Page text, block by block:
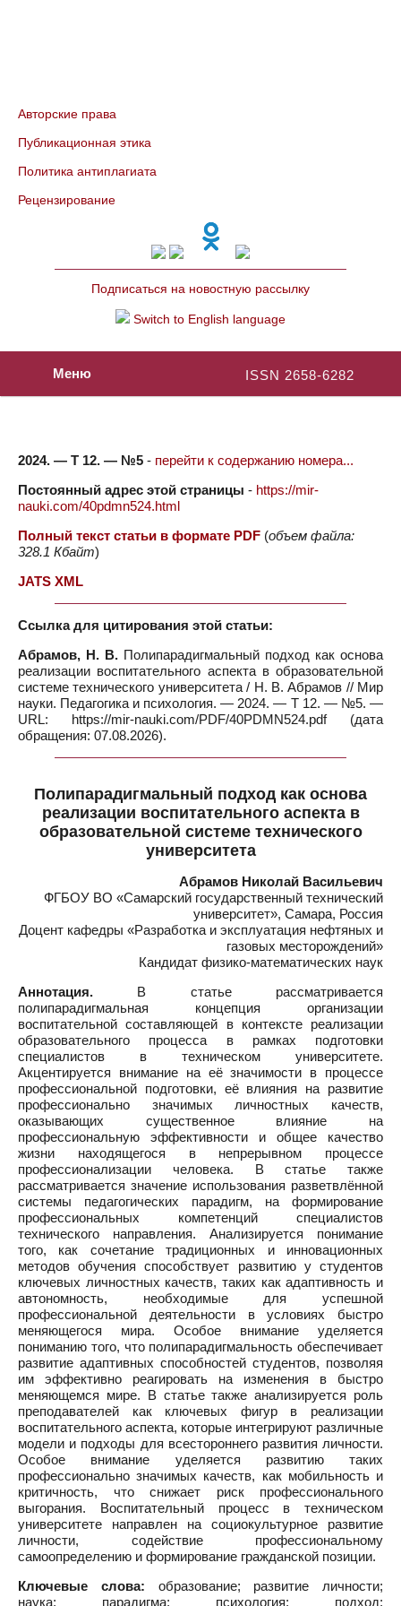
Авторские права
Публикационная этика
Политика антиплагиата
Рецензирование
Подписаться на новостную рассылку
Switch to English language
ISSN 2658-6282
Меню
2024. — Т 12. — №5 - перейти к содержанию номера...
Постоянный адрес этой страницы - https://mir-
nauki.com/40pdmn524.html
Полный текст статьи в формате PDF (объем файла:
328.1 Кбайт)
JATS XML
Ссылка для цитирования этой статьи:
Абрамов, Н. В. Полипарадигмальный подход как основа
реализации воспитательного аспекта в образовательной
системе технического университета / Н. В. Абрамов // Мир
науки. Педагогика и психология. — 2024. — Т 12. — №5. —
URL: https://mir-nauki.com/PDF/40PDMN524.pdf (дата
обращения: 07.08.2026).
Полипарадигмальный подход как основа
реализации воспитательного аспекта в
образовательной системе технического
университета
Абрамов Николай Васильевич
ФГБОУ ВО «Самарский государственный технический
университет», Самара, Россия
Доцент кафедры «Разработка и эксплуатация нефтяных и
газовых месторождений»
Кандидат физико-математических наук
Аннотация. В статье рассматривается
полипарадигмальная концепция организации
воспитательной составляющей в контексте реализации
образовательного процесса в рамках подготовки
специалистов в техническом университете.
Акцентируется внимание на её значимости в процессе
профессиональной подготовки, её влияния на развитие
профессионально значимых личностных качеств,
оказывающих существенное влияние на
профессиональную эффективности и общее качество
жизни находящегося в непрерывном процессе
профессионализации человека. В статье также
рассматривается значение использования разветвлённой
системы педагогических парадигм, на формирование
профессиональных компетенций специалистов
технического направления. Анализируется понимание
того, как сочетание традиционных и инновационных
методов обучения способствует развитию у студентов
ключевых личностных качеств, таких как адаптивность и
автономность, необходимые для успешной
профессиональной деятельности в условиях быстро
меняющегося мира. Особое внимание уделяется
пониманию того, что полипарадигмальность обеспечивает
развитие адаптивных способностей студентов, позволяя
им эффективно реагировать на изменения в быстро
меняющемся мире. В статье также анализируется роль
преподавателей как ключевых фигур в реализации
воспитательного аспекта, которые интегрируют различные
модели и подходы для всестороннего развития личности.
Особое внимание уделяется развитию таких
профессионально значимых качеств, как мобильность и
критичность, что снижает риск профессионального
выгорания. Воспитательный процесс в техническом
университете направлен на социокультурное развитие
личности, содействие профессиональному
самоопределению и формирование гражданской позиции.
Ключевые слова: образование; развитие личности;
наука; парадигма; психология; подход;